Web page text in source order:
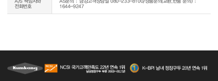
전화번호
1644-9247